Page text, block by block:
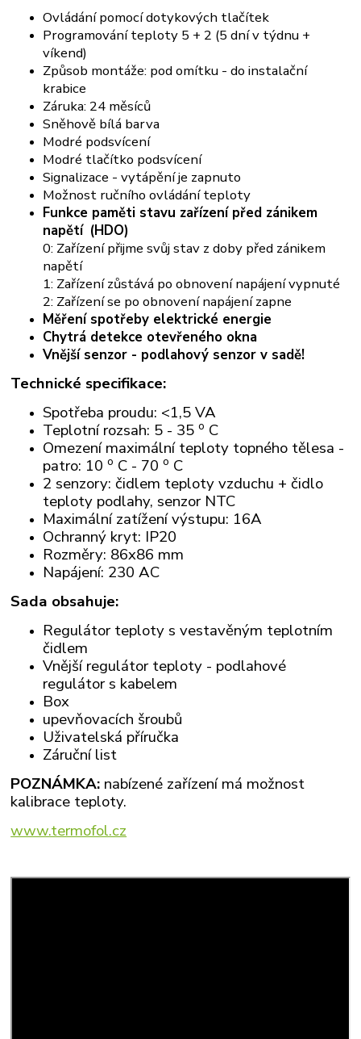
Ovládání pomocí dotykových tlačítek
Programování teploty 5 + 2 (5 dní v týdnu +
víkend)
Způsob montáže: pod omítku - do instalační
krabice
Záruka: 24 měsíců
Sněhově bílá barva
Modré podsvícení
Modré tlačítko podsvícení
Signalizace - vytápění je zapnuto
Možnost ručního ovládání teploty
Funkce paměti stavu zařízení před zánikem
napětí (HDO)
0: Zařízení přijme svůj stav z doby před zánikem
napětí
1: Zařízení zůstává po obnovení napájení vypnuté
2: Zařízení se po obnovení napájení zapne
Měření spotřeby elektrické energie
Chytrá detekce otevřeného okna
Vnější senzor - podlahový senzor v sadě!
Technické specifikace:
Spotřeba proudu: <1,5 VA
Teplotní rozsah: 5 - 35o C
Omezení maximální teploty topného tělesa -
patro: 10o C - 70o C
2 senzory: čidlem teploty vzduchu + čidlo
teploty podlahy, senzor NTC
Maximální zatížení výstupu: 16A
Ochranný kryt: IP20
Rozměry: 86x86 mm
Napájení: 230 AC
Sada obsahuje:
Regulátor teploty s vestavěným teplotním
čidlem
Vnější regulátor teploty - podlahové
regulátor s kabelem
Box
upevňovacích šroubů
Uživatelská příručka
Záruční list
POZNÁMKA: nabízené zařízení má možnost
kalibrace teploty.
www.termofol.cz